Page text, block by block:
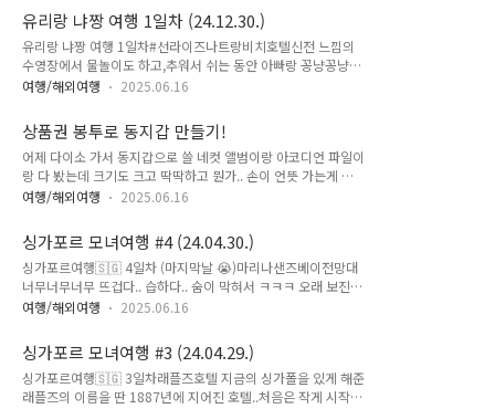
주도 종류대로 먹어보고..밥 잘먹어서 상으로 민초 아이스크림도
먹음.. ㅋ이제 ..
션도 즐기고,마지막 타타쇼까지 제대로 보고 옴♡
유리랑 냐짱 여행 1일차 (24.12.30.)
유리랑 냐짱 여행 1일차#선라이즈나트랑비치호텔신전 느낌의
수영장에서 물놀이도 하고,추워서 쉬는 동안 아빠랑 꽁냥꽁냥♡
점심은 #pizza4ps 에서 3가지 치즈피자와 부라타 햄 마르게리
맛남.. 레몬 슬러쉬 최악 ㅋ)#망고스파앤네일 에서 율이는 네일,
아빠는 발, 나는 전신.. ㅋㅋ네일 받고 너무 씐나하는 유리♡저녁
은 #쉐라톤씨푸드뷔페 랍스타와 음료 무제한으로 느긋느긋 즐
기고, 생각보다 사람이 적어서 쾌적하고 공연도 넘나 좋았음..
여행/해외여행 2025.06.16
상품권 봉투로 동지갑 만들기!
어제 다이소 가서 동지갑으로 쓸 네컷 앨범이랑 아코디언 파일이
랑 다 봤는데 크기도 크고 딱딱하고 뭔가.. 손이 언뜻 가는게 없
더라구요..그래서 아직 여행갈때까지 시간도 많이 남았으니 일단
지 않겠다 싶었어요 ㅎ열심히 잔머리를 굴리다가 갑자기 생각난
게.. 명절이나 기념일 같을 때 받은 상품권 봉투를 하나도 안버리
고 모아둔게 생각나더라구요 ㅎ그걸로 어찌 잘 만들어봐야겠다..
생각하고.. 조금 더 넓게 펼쳐지면 좋겠다 싶어서 이면지 잘라서
봉투 사이사이에 아코디언파일처럼 넣어주고...봉투 6개를 그렇
도안 이용 해서 마무리 했어요 ㅎ예전 지인이 여행갔다 선물해준
부엉이 파우치에 쏘옥..
여행/해외여행 2025.06.16
싱가포르 모녀여행 #4 (24.04.30.)
싱가포르여행🇸🇬 4일차 (마지막날 😭)마리나샌즈베이전망대
너무너무너무 뜨겁다.. 습하다.. 숨이 막혀서 ㅋㅋㅋ 오래 보진
못한다..전체 한바퀴를 도는 것도 아니고 배의 왼쪽의 1/4 정도?
서 마지막 일정으로 최고인듯.. 바샤커피☕️ 커피계의 에르메스라
는.. ㅋㅋㅋ 너무 고급진 분위기.. 식기조차 은식기.. 커피 한 포트
에 롱바에서 못 먹어서 아쉬운 슬링 두잔.. 슬링 너무 맛났음..
MBS 안 식당... 이름은 기억나지 않지만...ㅋㅋㅋ가든스바이더베
여행/해외여행 2025.06.16
싱가포르 모녀여행 #3 (24.04.29.)
싱가포르여행🇸🇬 3일차래플즈호텔 지금의 싱가폴을 있게 해준
래플즈의 이름을 딴 1887년에 지어진 호텔..처음은 작게 시작했